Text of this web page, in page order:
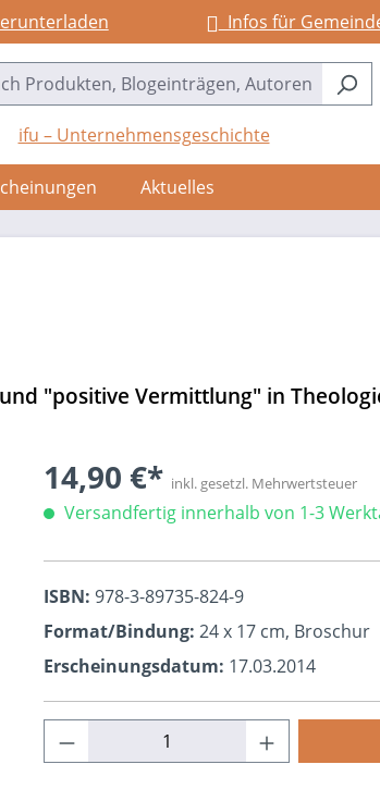
Infos für
ifu – Unternehmensgeschichte
Aktuelles
"positive Vermittlung" in
14,90 €* inkl. gesetzl. Mehrwertsteuer
Versandfertig innerhalb von 1-3
ISBN: 978-3-89735-824-9
Format/Bindung: 24 x 17 cm, Broschur
Erscheinungsdatum: 17.03.2014
Produkt Anzahl: Gib den